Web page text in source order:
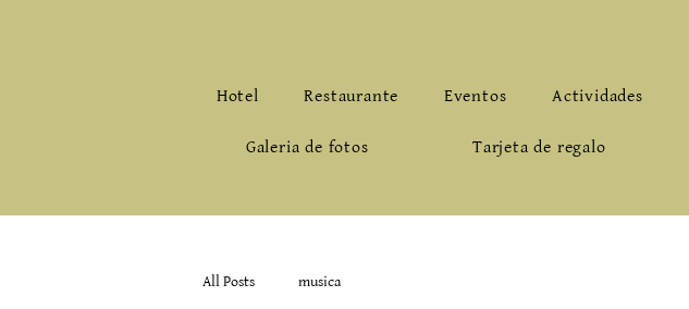
Hotel Restaurante Eventos Actividades
Galeria de fotos Tarjeta de regalo
All Posts musica